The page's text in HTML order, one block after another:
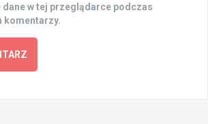
w tej przeglądarce podczas
komentarzy.